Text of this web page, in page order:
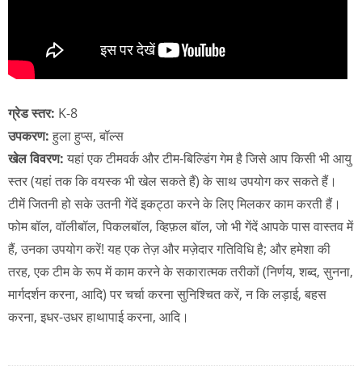
ग्रेड स्तर: K-8
उपकरण: हुला हुप्स, बॉल्स
खेल विवरण: यहां एक टीमवर्क और टीम-बिल्डिंग गेम है जिसे आप किसी भी आयु
स्तर (यहां तक कि वयस्क भी खेल सकते हैं) के साथ उपयोग कर सकते हैं।
टीमें जितनी हो सके उतनी गेंदें इकट्ठा करने के लिए मिलकर काम करती हैं।
फोम बॉल, वॉलीबॉल, पिकलबॉल, व्हिफ़ल बॉल, जो भी गेंदें आपके पास वास्तव में
हैं, उनका उपयोग करें! यह एक तेज़ और मज़ेदार गतिविधि है; और हमेशा की
तरह, एक टीम के रूप में काम करने के सकारात्मक तरीकों (निर्णय, शब्द, सुनना,
मार्गदर्शन करना, आदि) पर चर्चा करना सुनिश्चित करें, न कि लड़ाई, बहस
करना, इधर-उधर हाथापाई करना, आदि।